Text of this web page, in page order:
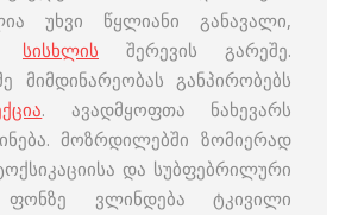
უხვი წყლიანი განავალი,
სისხლის შერევის გარეშე.
მიმდინარეობას განპირობებს
. ავადმყოფთა ნახევარს
მოზრდილებში ზომიერად
და სუბფებრილური
ფონზე ვლინდება ტკივილი